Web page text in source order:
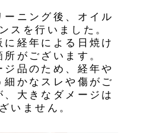
ーニング後、オイル
スを行いました。
に経年による日焼け
所がございます。
ジ品のため、経年や
細かなスレや傷がご
、大きなダメージは
いません。